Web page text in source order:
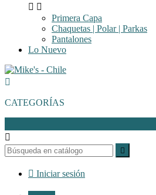
 
Primera Capa
Chaquetas | Polar | Parkas
Pantalones
Lo Nuevo

CATEGORÍAS


 Iniciar sesión